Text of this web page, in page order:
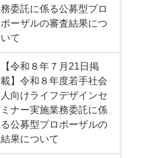
務委託に係る公募型プロ
ポーザルの審査結果につ
いて
【令和８年７月21日掲
載】令和８年度若手社会
人向けライフデザインセ
ミナー実施業務委託に係
る公募型プロポーザルの
結果について